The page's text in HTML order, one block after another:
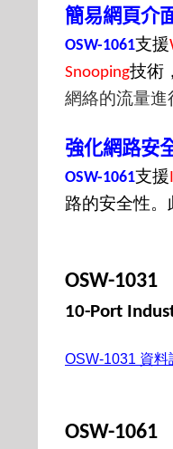
簡易網頁介
OSW-1061支援
Snooping技術
網絡的流量進
強化網路安
OSW-1061支援
路的安全性。
OSW-1031
10-Port
OSW-1031 資料
OSW-1061